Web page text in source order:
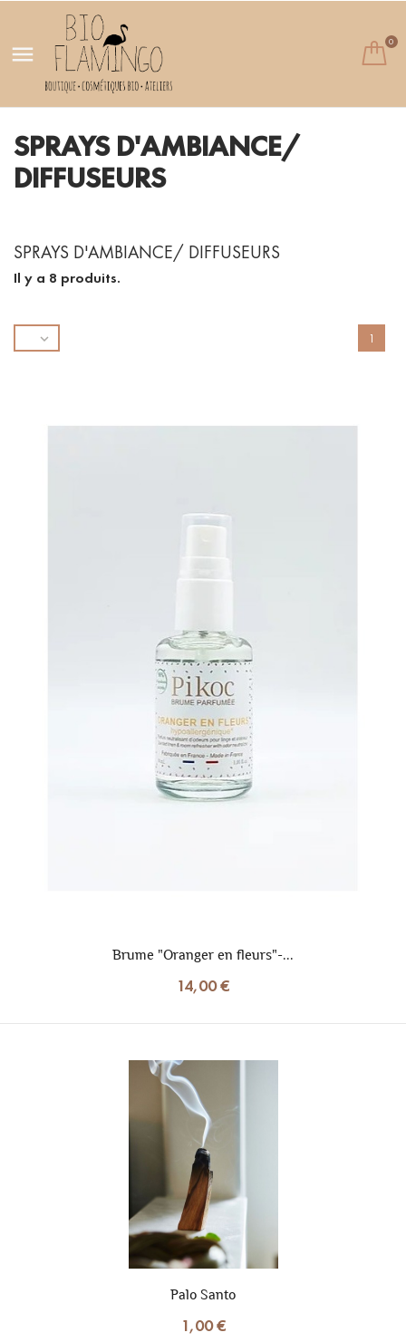
 0
SPRAYS D'AMBIANCE/
DIFFUSEURS
SPRAYS D'AMBIANCE/ DIFFUSEURS
Il y a 8 produits.
 1
Brume "Oranger en fleurs"-...
14,00 €
Palo Santo
1,00 €